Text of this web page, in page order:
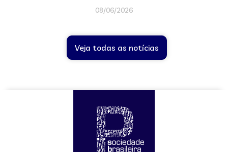
08/06/2026
Veja todas as notícias